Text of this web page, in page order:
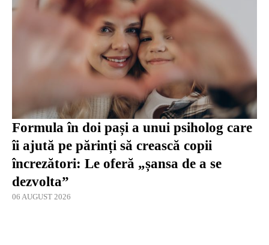
Formula în doi pași a unui psiholog care
îi ajută pe părinți să crească copii
încrezători: Le oferă „șansa de a se
dezvolta”
06 AUGUST 2026